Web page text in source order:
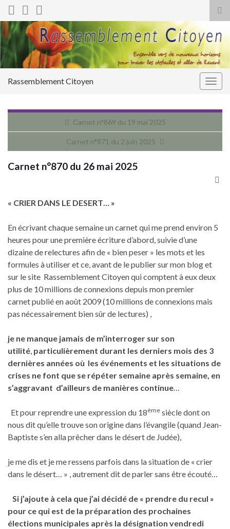
Rassemblement Citoyen
Carnet n°869 du 19 mai 2025
Carnet n°871 du 2 juin 2025
Carnet n°870 du 26 mai 2025
« CRIER DANS LE DESERT… »
En écrivant chaque semaine un carnet qui me prend environ 5
heures pour une première écriture d’abord, suivie d’une
dizaine de relectures afin de « bien peser » les mots et les
formules à utiliser et ce, avant de le publier sur mon blog et
sur le site Rassemblement Citoyen qui comptent à eux deux
plus de 10 millions de connexions depuis mon premier
carnet publié en août 2009 (10 millions de connexions mais
pas nécessairement bien sûr de lectures) ,
je ne manque jamais de m’interroger sur son
utilité, particulièrement durant les derniers mois des 3
dernières années où les événements et les situations de
crises ne font que se répéter semaine après semaine, en
s’aggravant d’ailleurs de manières continue…
Et pour reprendre une expression du 18ème siècle dont on
nous dit qu’elle trouve son origine dans l’évangile (quand Jean-
Baptiste s’en alla prêcher dans le désert de Judée),
je me dis et je me ressens parfois dans la situation de « crier
dans le désert… » , autrement dit de parler sans être écouté…
Si j’ajoute à cela que j’ai décidé de « prendre du recul »
pour ce qui est de la préparation des prochaines
élections municipales après la désignation vendredi